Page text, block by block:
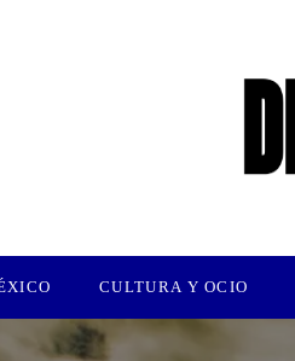
CULTURA Y OCIO